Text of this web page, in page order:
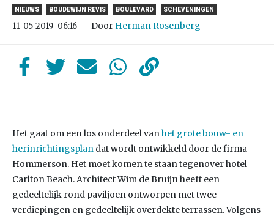
NIEUWS BOUDEWIJN REVIS BOULEVARD SCHEVENINGEN
11-05-2019 06:16 Door Herman Rosenberg
Het gaat om een los onderdeel vanhet grote bouw- en
herinrichtingsplan dat wordt ontwikkeld door de firma
Hommerson. Het moet komen te staan tegenover hotel
Carlton Beach. Architect Wim de Bruijn heeft een
gedeeltelijk rond paviljoen ontworpen met twee
verdiepingen en gedeeltelijk overdekte terrassen. Volgens